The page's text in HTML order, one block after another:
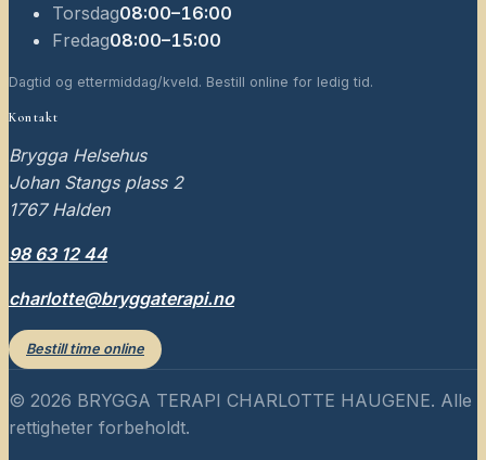
Torsdag08:00–16:00
Fredag08:00–15:00
Dagtid og ettermiddag/kveld. Bestill online for ledig tid.
Kontakt
Brygga Helsehus
Johan Stangs plass 2
1767 Halden
98 63 12 44
charlotte@bryggaterapi.no
Bestill time online
© 2026 BRYGGA TERAPI CHARLOTTE HAUGENE. Alle
rettigheter forbeholdt.